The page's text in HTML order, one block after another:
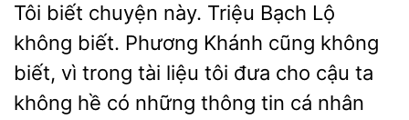
Tôi biết chuyện này. Triệu
Lộ
không biết. Phương Khánh
không
biết, vì trong tài liệu tôi đưa cho cậu
không hề có những thông tin cá nhân